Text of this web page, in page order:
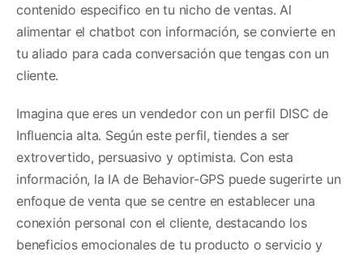
contenido especifico en tu nicho de ventas. Al
alimentar el chatbot con información, se convierte en
tu aliado para cada conversación que tengas con un
cliente.
Imagina que eres un vendedor con un perfil DISC de
Influencia alta. Según este perfil, tiendes a ser
extrovertido, persuasivo y optimista. Con esta
información, la IA de Behavior-GPS puede sugerirte un
enfoque de venta que se centre en establecer una
conexión personal con el cliente, destacando los
beneficios emocionales de tu producto o servicio y